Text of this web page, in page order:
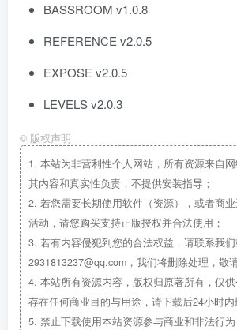
BASSROOM v1.0.8
REFERENCE v2.0.5
EXPOSE v2.0.5
LEVELS v2.0.3
© 版权声明
1. 本站为非营利性个人网站，所有资源来自
其内容和真实性负责，不提供安装指导；
2. 若您需要长期使用软件（资源），或者商
活动，请您购买支持正版授权并合法使用；
3. 若有内容侵犯到您的合法权益，请联系我们
2931813237@qq.com，我们将删除处理，敬
4. 本站所有资源内容，版权归原著所有，仅
存在任何商业目的与用途，请下载后24小时内
5. 禁止下载使用本站资源参与商业和非法行